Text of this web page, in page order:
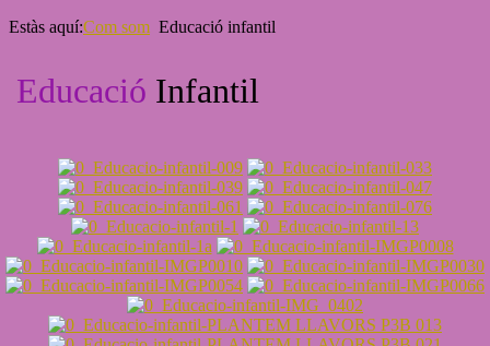
Estàs aquí:Com som Educació infantil
Educació Infantil